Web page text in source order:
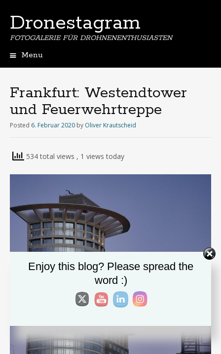
Dronestagram
FOTOGALERIE FÜR DROHNENENTHUSIASTEN
Menu
Frankfurt: Westendtower
und Feuerwehrtreppe
Posted 6. Februar 2020 by Oliver Krautscheid
534 total views , 1 views today
Enjoy this blog? Please spread the
word :)